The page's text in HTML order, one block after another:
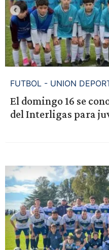
FUTBOL - UNION
El domingo 16 se
del Interligas para